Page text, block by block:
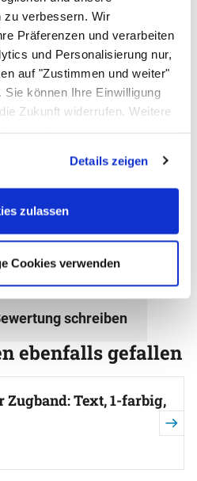
zu verbessern. Wir
Präferenzen und verarbeiten
und Personalisierung nur,
auf "Zustimmen und weiter"
können Ihre Einwilligung
Zukunft widerrufen. Weitere
Details zeigen
zulassen
Cookies verwenden
Warenkorb
sagen unsere
Sie anderen bei deren
40 cm, 1-farbig
schreiben
ebenfalls gefallen
Text, 1-farbig,